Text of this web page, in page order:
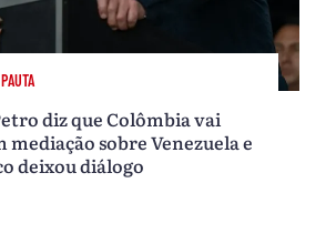
diz que Colômbia vai
sobre Venezuela e
deixou diálogo